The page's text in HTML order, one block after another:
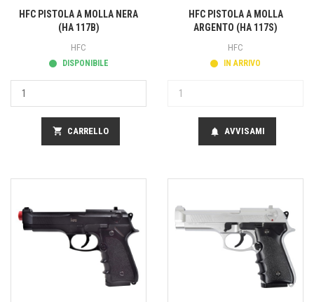
HFC PISTOLA A MOLLA NERA
(HA 117B)
HFC
DISPONIBILE
shopping_cart CARRELLO
HFC PISTOLA A MOLLA
ARGENTO (HA 117S)
HFC
IN ARRIVO
notifications AVVISAMI